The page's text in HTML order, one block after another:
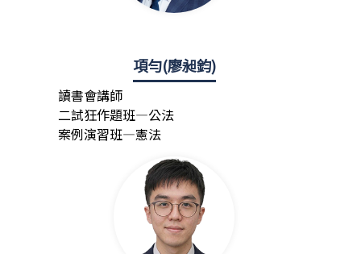
項勻(廖昶鈞)
讀書會講師
二試狂作題班—公法
案例演習班—憲法